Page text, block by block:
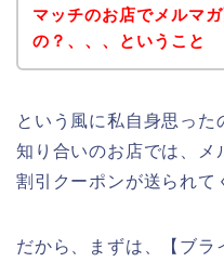
マッチのお店でメルマ
の？、、、ということ
という風に私自身思っ
知り合いのお店では、メ
割引クーポンが送られて
だから、まずは、【ブラ